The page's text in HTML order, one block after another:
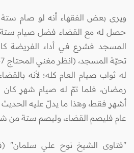
ويرى بعض الفقهاء أنه لو صام
حصل له مع القضاء فضل صيام
المسجد فشرع في أداء الفريضة
له ثواب صيام العام كله؛ لأنه
رمضان، فلما تمّ له صيام شهرٍ
أشهرٍ فقط، وهذا ما يدلّ عليه الحديث
عام فليصم القضاء، وليصم ستة من
"فتاوى الشيخ نوح علي سلمان"